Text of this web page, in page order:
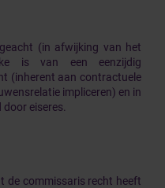
(in afwijking van het
is van een eenzijdig
(inherent aan contractuele
impliceren) en in
eiseres.
de commissaris recht heeft